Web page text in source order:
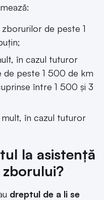
de peste 1
în cazul tuturor
peste 1 500 de km
între 1 500 şi 3
în cazul tuturor
la asistență
dreptul de a li se